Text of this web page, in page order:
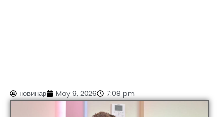
новинар May 9, 2026 7:08 pm